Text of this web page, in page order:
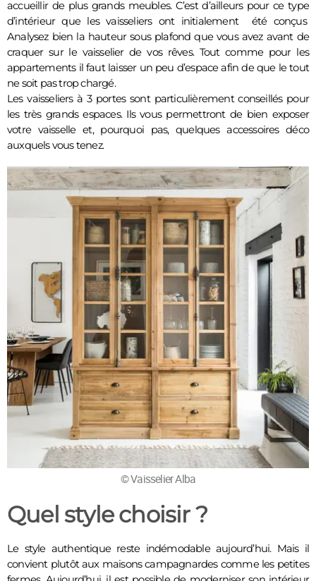
accueillir de plus grands meubles. C’est d’ailleurs pour ce type
d’intérieur que les vaisseliers ont initialement  été conçus
Analysez bien la hauteur sous plafond que vous avez avant de
craquer sur le vaisselier de vos rêves. Tout comme pour les
appartements il faut laisser un peu d’espace afin de que le tout
ne soit pas trop chargé.
Les vaisseliers à 3 portes sont particulièrement conseillés pour
les très grands espaces. Ils vous permettront de bien exposer
votre vaisselle et, pourquoi pas, quelques accessoires déco
auxquels vous tenez.
© Vaisselier Alba
Quel style choisir ?
Le style authentique reste indémodable aujourd’hui. Mais il
convient plutôt aux maisons campagnardes comme les petites